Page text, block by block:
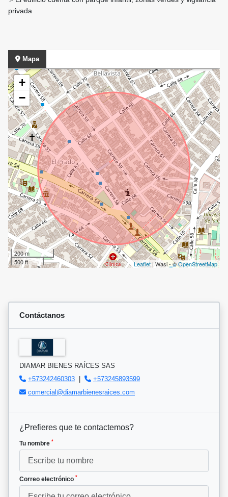
privada
Mapa
+
−
200 m
500 ft
Leaflet | Wasi - ©OpenStreetMap
Contáctanos
DIAMAR BIENES RAÍCES SAS
+573242460303 |
+573245893599
comercial@diamarbienesraices.com
¿Prefieres que te contactemos?
Tu nombre *
Correo electrónico *